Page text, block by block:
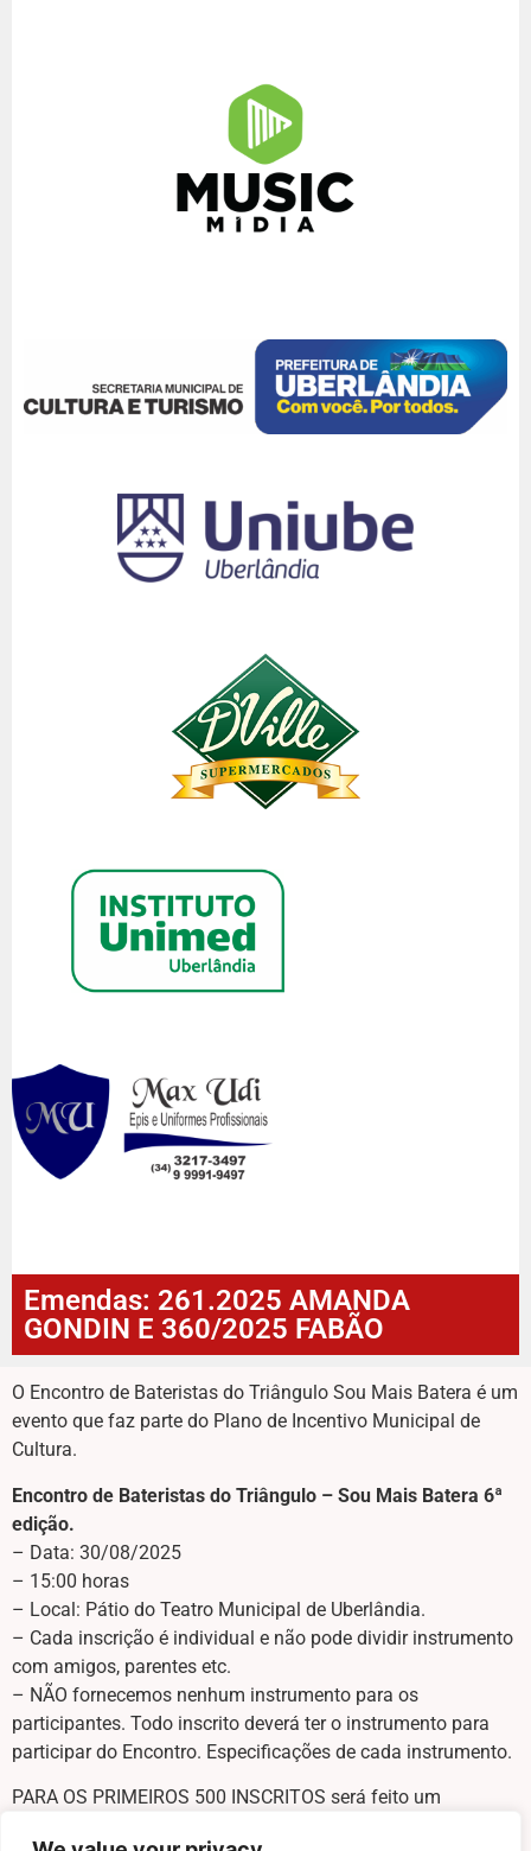
Emendas: 261.2025 AMANDA
GONDIN E 360/2025 FABÃO
O Encontro de Bateristas do Triângulo Sou Mais Batera é um
evento que faz parte do Plano de Incentivo Municipal de
Cultura.
Encontro de Bateristas do Triângulo – Sou Mais Batera 6ª
edição.
– Data: 30/08/2025
– 15:00 horas
– Local: Pátio do Teatro Municipal de Uberlândia.
– Cada inscrição é individual e não pode dividir instrumento
com amigos, parentes etc.
– NÃO fornecemos nenhum instrumento para os
participantes. Todo inscrito deverá ter o instrumento para
participar do Encontro. Especificações de cada instrumento.
PARA OS PRIMEIROS 500 INSCRITOS será feito um